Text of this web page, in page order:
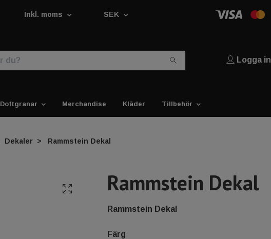
Inkl. moms SEK
Logga in
Doftgranar Merchandise Kläder Tillbehör
Dekaler Rammstein Dekal
Rammstein Dekal
Rammstein Dekal
Färg